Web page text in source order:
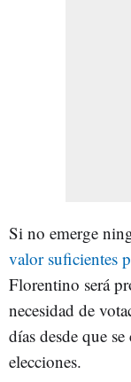
Si no emerge
valor suficientes
Florentino será
necesidad de
días desde que
elecciones.